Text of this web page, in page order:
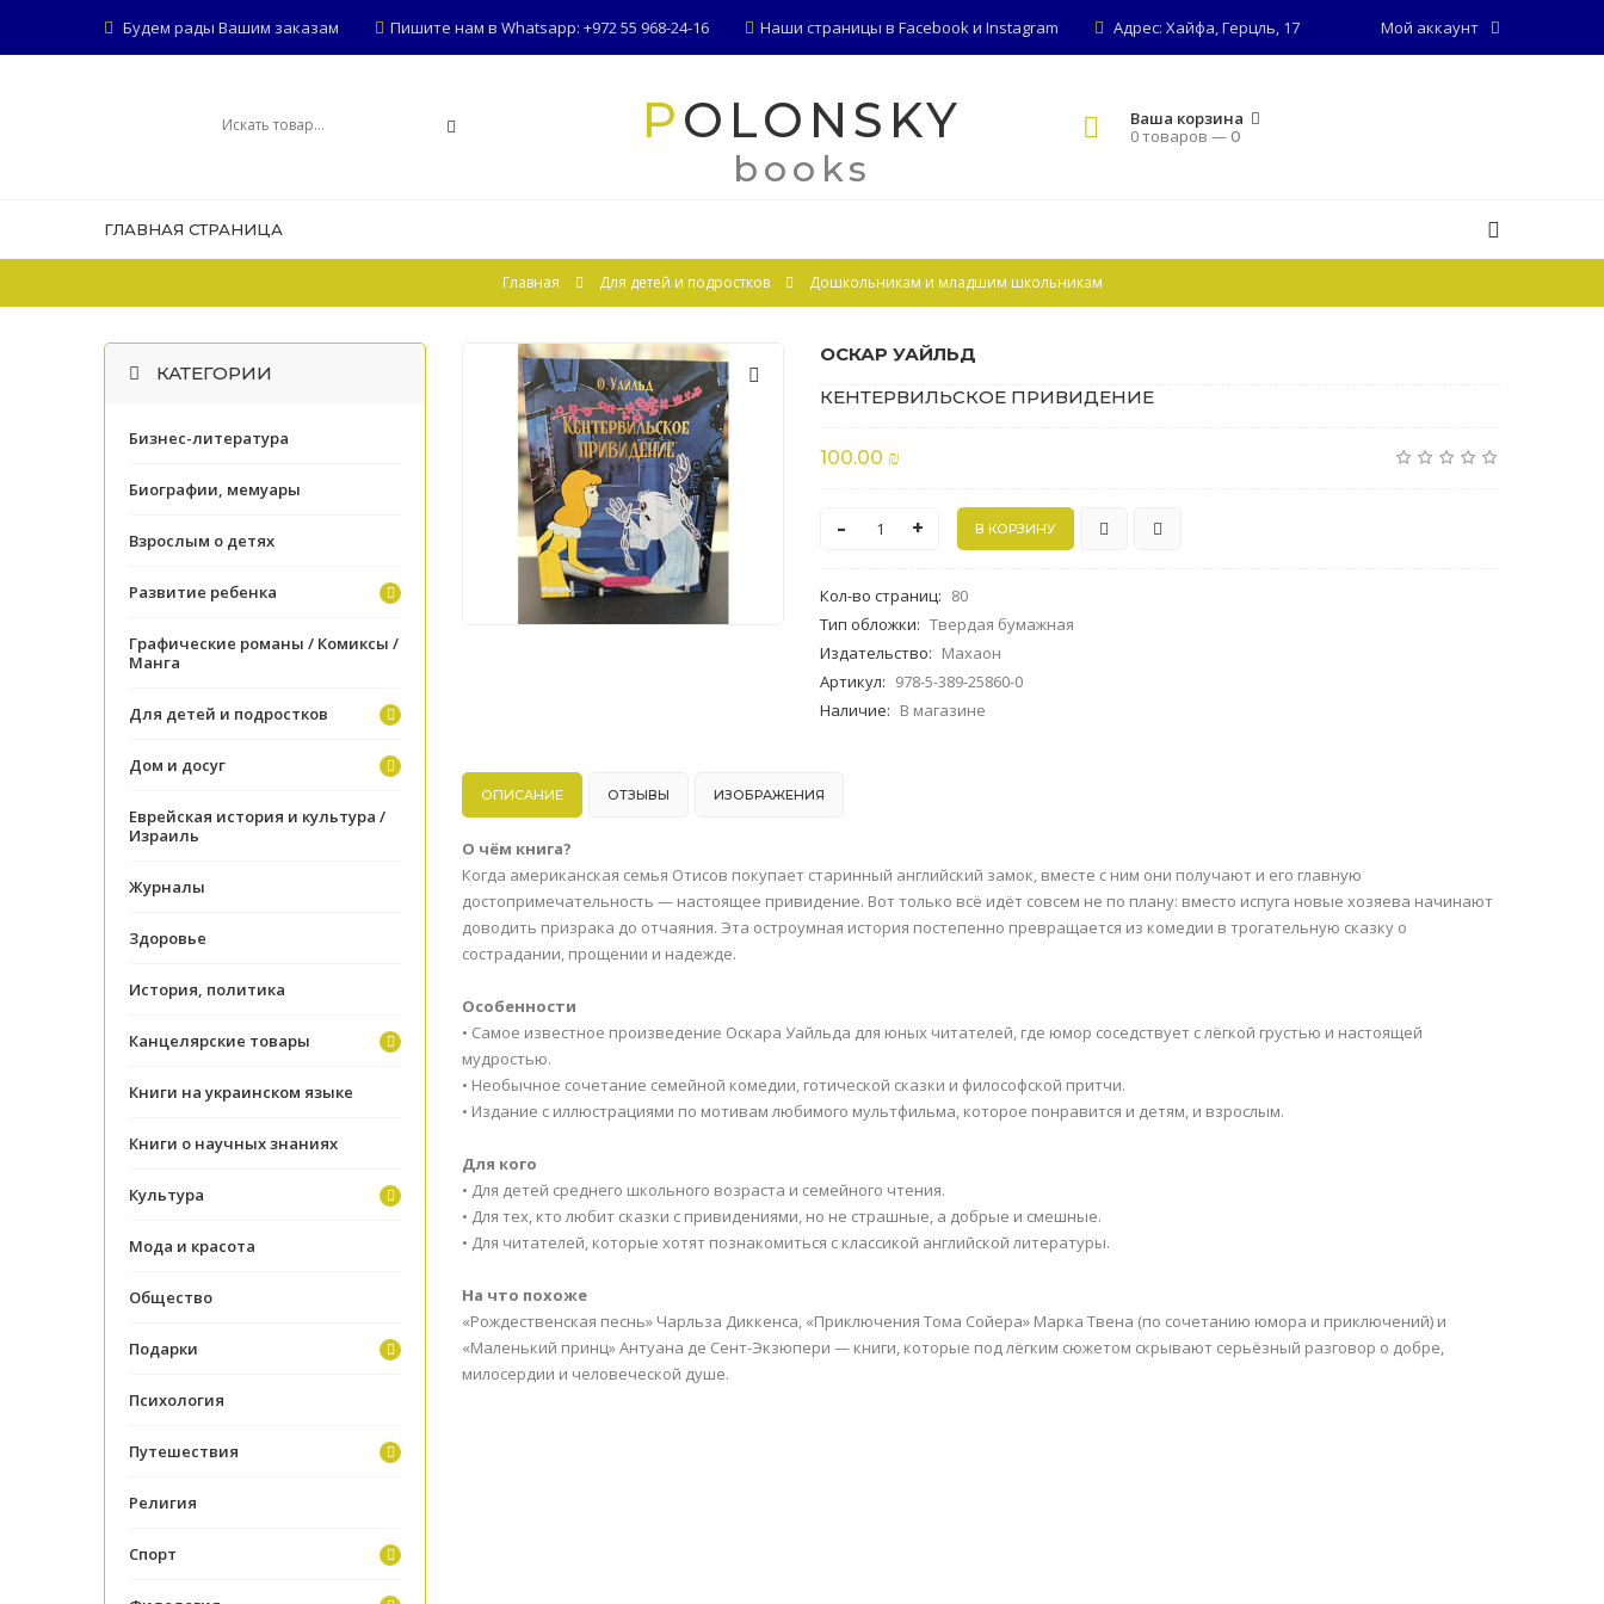
Мой аккаунт
Будем рады Вашим заказам Пишите нам в Whatsapp: +972 55 968-24-16 Наши страницы в Facebookи Instagram Адрес: Хайфа, Герцль, 17
POLONSKY
books
Ваша корзина
0 товаров —0
ГЛАВНАЯ СТРАНИЦА
Главная Для детей и подростков Дошкольникам и младшим школьникам
ОСКАР УАЙЛЬД
КЕНТЕРВИЛЬСКОЕ ПРИВИДЕНИЕ
100.00 ₪
- +
Кол-во страниц: 80
Тип обложки: Твердая бумажная
Издательство: Махаон
Артикул: 978-5-389-25860-0
Наличие: В магазине
ОПИСАНИЕ ОТЗЫВЫ ИЗОБРАЖЕНИЯ
О чём книга?
Когда американская семья Отисов покупает старинный английский замок, вместе с ним они получают и его главную
достопримечательность — настоящее привидение. Вот только всё идёт совсем не по плану: вместо испуга новые хозяева начинают
доводить призрака до отчаяния. Эта остроумная история постепенно превращается из комедии в трогательную сказку о
сострадании, прощении и надежде.
Особенности
• Самое известное произведение Оскара Уайльда для юных читателей, где юмор соседствует с лёгкой грустью и настоящей
мудростью.
• Необычное сочетание семейной комедии, готической сказки и философской притчи.
• Издание с иллюстрациями по мотивам любимого мультфильма, которое понравится и детям, и взрослым.
Для кого
• Для детей среднего школьного возраста и семейного чтения.
• Для тех, кто любит сказки с привидениями, но не страшные, а добрые и смешные.
• Для читателей, которые хотят познакомиться с классикой английской литературы.
На что похоже
«Рождественская песнь» Чарльза Диккенса, «Приключения Тома Сойера» Марка Твена (по сочетанию юмора и приключений) и
«Маленький принц» Антуана де Сент-Экзюпери — книги, которые под лёгким сюжетом скрывают серьёзный разговор о добре,
милосердии и человеческой душе.
КАТЕГОРИИ
Бизнес-литература
Биографии, мемуары
Взрослым о детях
Развитие ребенка
Графические романы / Комиксы /
Манга
Для детей и подростков
Дом и досуг
Еврейская история и культура /
Израиль
Журналы
Здоровье
История, политика
Канцелярские товары
Книги на украинском языке
Книги о научных знаниях
Культура
Мода и красота
Общество
Подарки
Психология
Путешествия
Религия
Спорт